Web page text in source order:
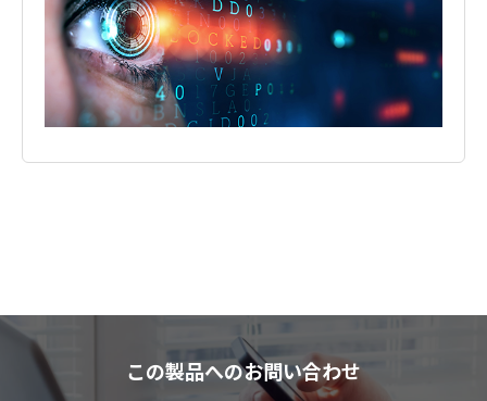
この製品へのお問い合わせ